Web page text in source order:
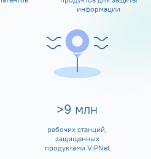
информации
>10 млн
рабочих станций,
защищенных
продуктами ViPNet